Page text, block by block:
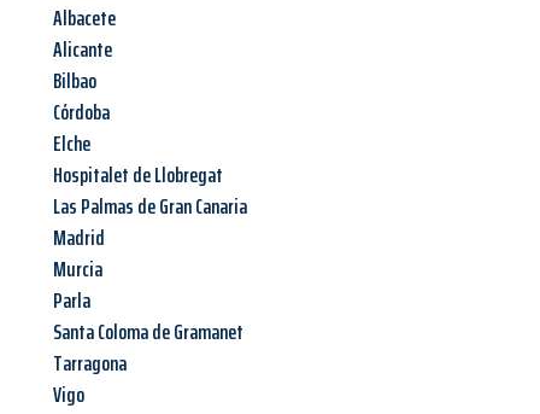
Albacete
Alicante
Bilbao
Córdoba
Elche
Hospitalet de Llobregat
Las Palmas de Gran Canaria
Madrid
Murcia
Parla
Santa Coloma de Gramanet
Tarragona
Vigo